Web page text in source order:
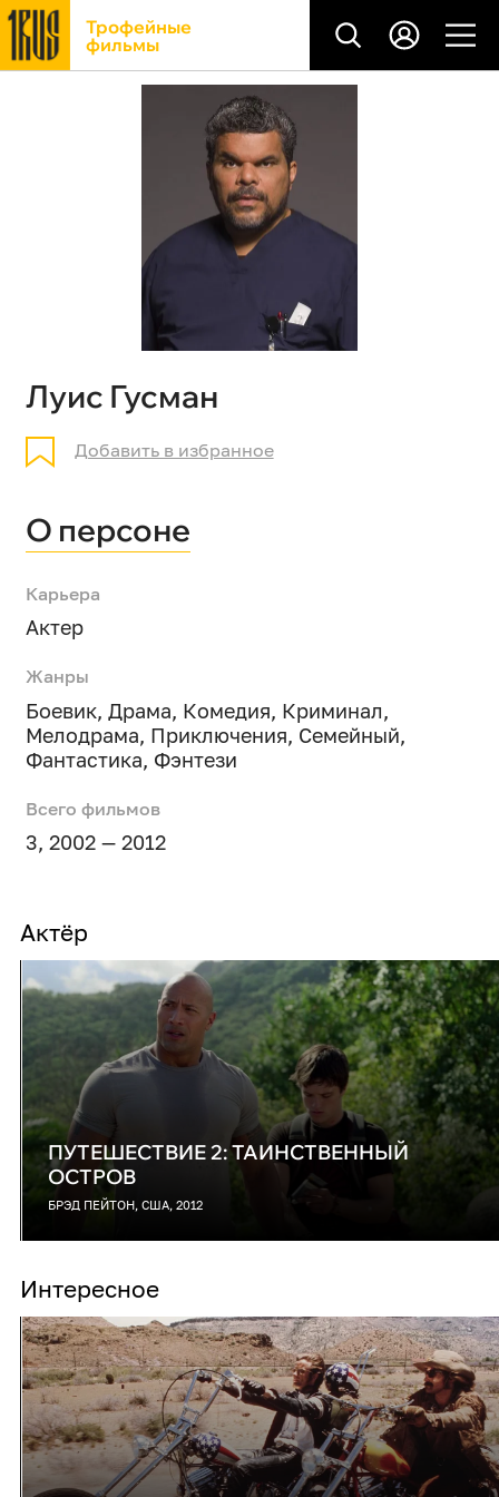
Трофейные
фильмы
Луис Гусман
Добавить в избранное
О персоне
Карьера
Актер
Жанры
Боевик, Драма, Комедия, Криминал,
Мелодрама, Приключения, Семейный,
Фантастика, Фэнтези
Всего фильмов
3, 2002 — 2012
Актёр
ПУТЕШЕСТВИЕ 2: ТАИНСТВЕННЫЙ
ОСТРОВ
БРЭД ПЕЙТОН, США, 2012
Интересное